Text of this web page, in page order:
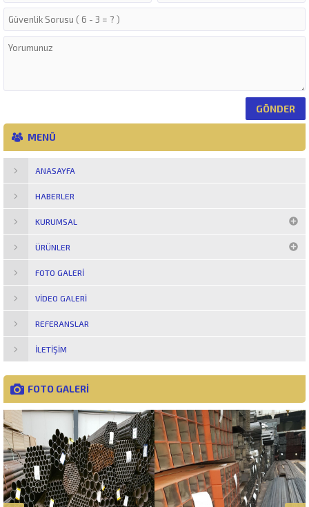
MENÜ
ANASAYFA
HABERLER
KURUMSAL
ÜRÜNLER
FOTO GALERI
VIDEO GALERI
REFERANSLAR
İLETIŞIM
FOTO GALERİ